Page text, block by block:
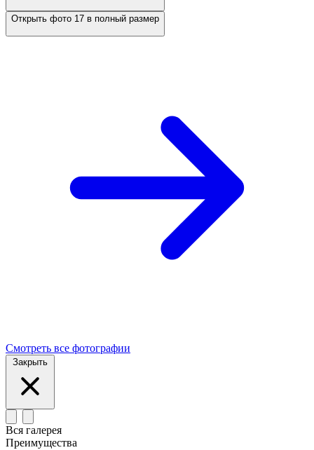
Открыть фото 17 в полный размер
Смотреть все фотографии
Закрыть
Вся галерея
Преимущества